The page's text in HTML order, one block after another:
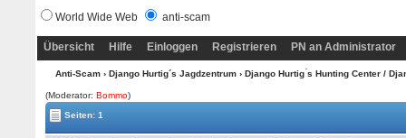
World Wide Web anti-scam
Übersicht Hilfe Einloggen Registrieren PN an Administrator
Anti-Scam› Django Hurtig´s Jagdzentrum› Django Hurtig ́s Hunting Center /
(Moderator:Bommo)
Seiten: 1